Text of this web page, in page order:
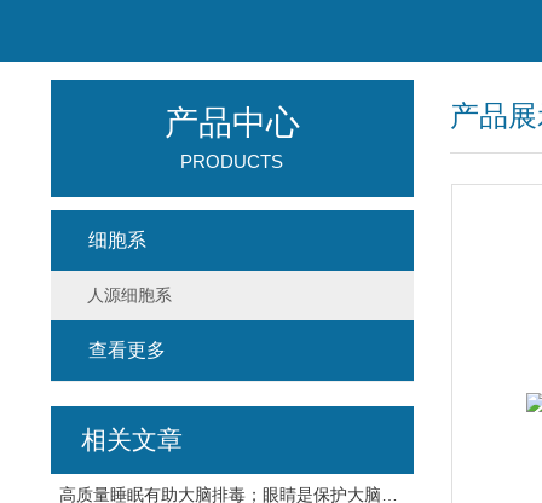
产品
产品中心
PRODUCTS
细胞系
人源细胞系
查看更多
相关文章